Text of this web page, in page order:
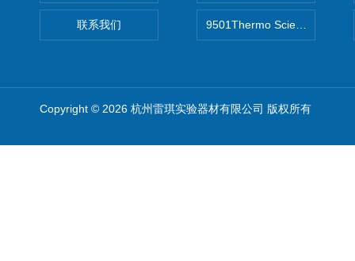
联系我们 9501Thermo Scientific S1移
Copyright © 2026 杭州雷琪实验器材有限公司 版权所有